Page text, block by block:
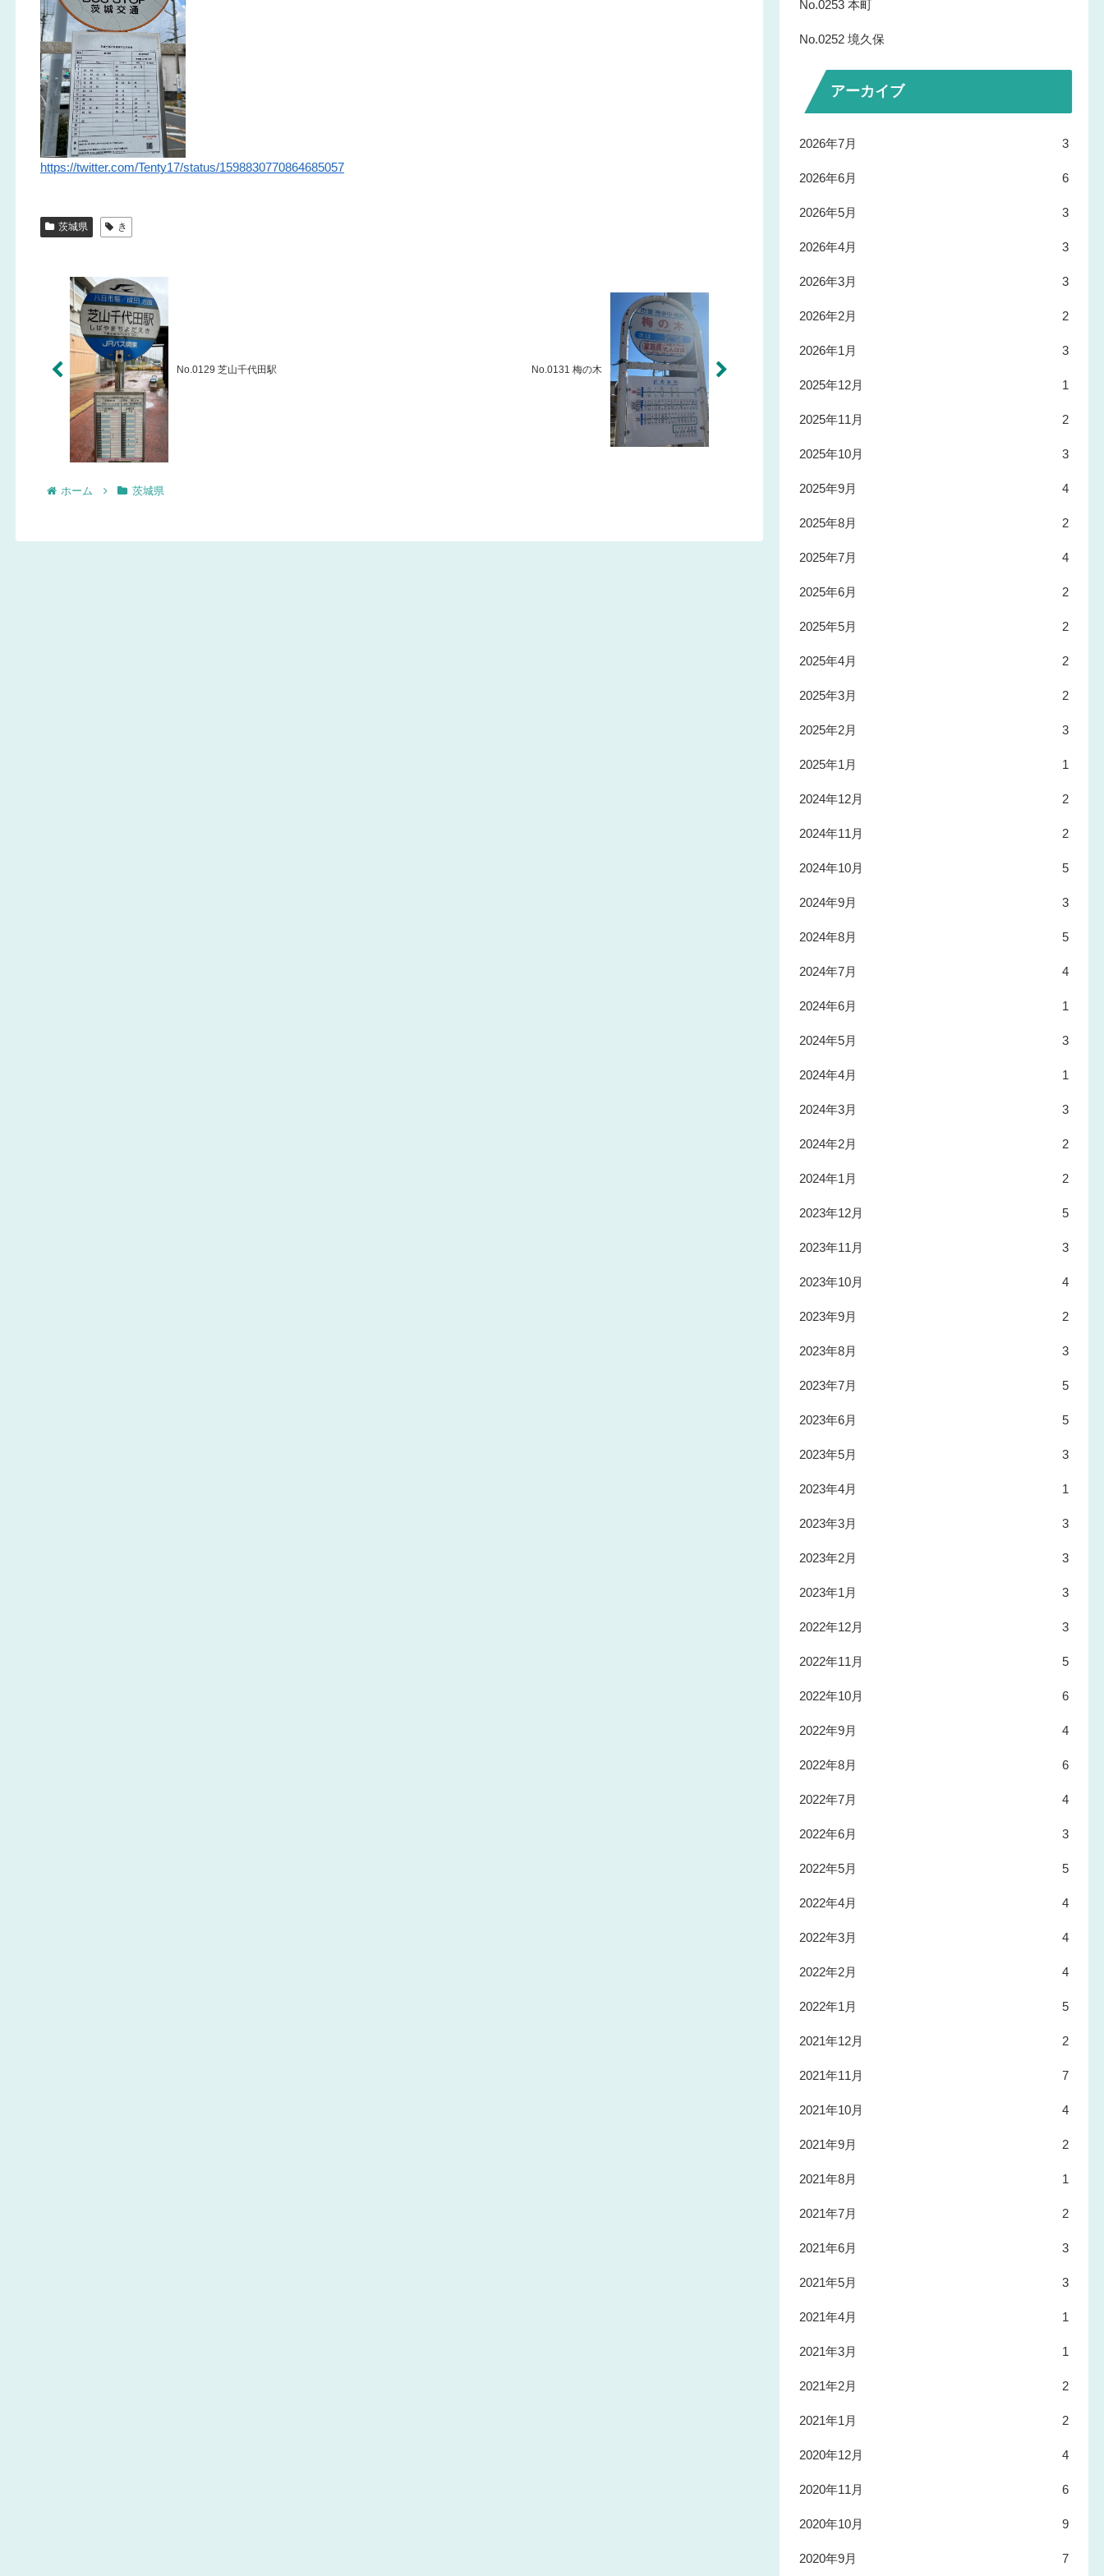
https://twitter.com/Tenty17/status/1598830770864685057
茨城県 き
No.0129 芝山千代田駅 No.0131 梅の木
ホーム 茨城県
No.0253 本町
No.0252 境久保
アーカイブ
2026年7月 3
2026年6月 6
2026年5月 3
2026年4月 3
2026年3月 3
2026年2月 2
2026年1月 3
2025年12月 1
2025年11月 2
2025年10月 3
2025年9月 4
2025年8月 2
2025年7月 4
2025年6月 2
2025年5月 2
2025年4月 2
2025年3月 2
2025年2月 3
2025年1月 1
2024年12月 2
2024年11月 2
2024年10月 5
2024年9月 3
2024年8月 5
2024年7月 4
2024年6月 1
2024年5月 3
2024年4月 1
2024年3月 3
2024年2月 2
2024年1月 2
2023年12月 5
2023年11月 3
2023年10月 4
2023年9月 2
2023年8月 3
2023年7月 5
2023年6月 5
2023年5月 3
2023年4月 1
2023年3月 3
2023年2月 3
2023年1月 3
2022年12月 3
2022年11月 5
2022年10月 6
2022年9月 4
2022年8月 6
2022年7月 4
2022年6月 3
2022年5月 5
2022年4月 4
2022年3月 4
2022年2月 4
2022年1月 5
2021年12月 2
2021年11月 7
2021年10月 4
2021年9月 2
2021年8月 1
2021年7月 2
2021年6月 3
2021年5月 3
2021年4月 1
2021年3月 1
2021年2月 2
2021年1月 2
2020年12月 4
2020年11月 6
2020年10月 9
2020年9月 7